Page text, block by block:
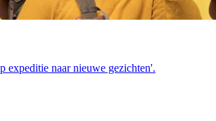
expeditie naar nieuwe gezichten'.